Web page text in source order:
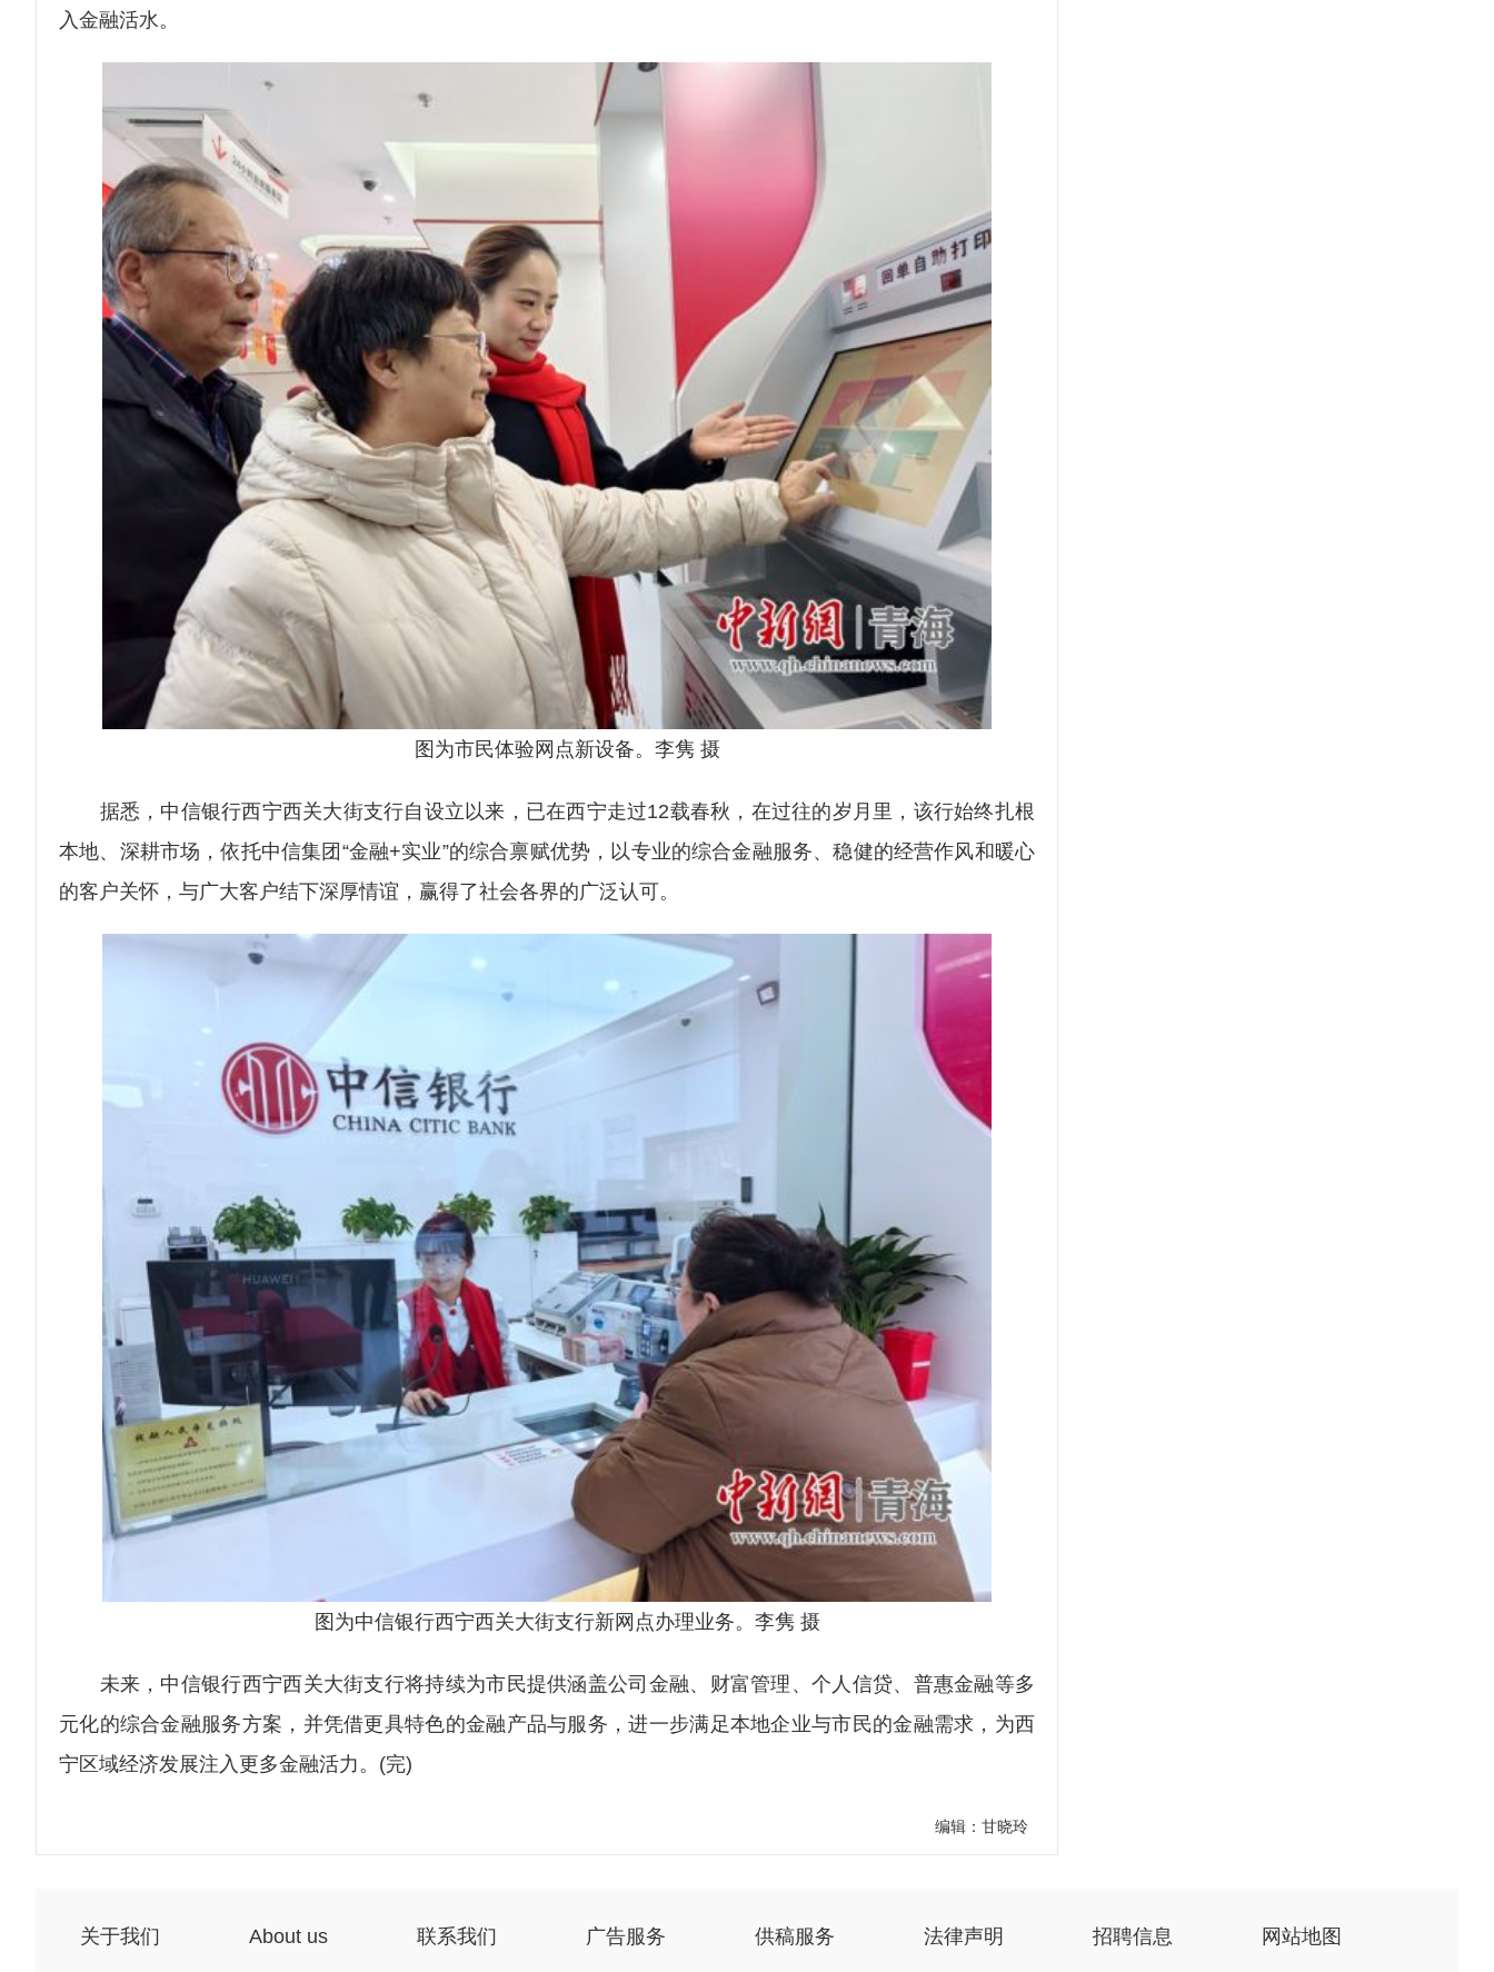
入金融活水。
图为市民体验网点新设备。李隽 摄
据悉，中信银行西宁西关大街支行自设立以来，已在西宁走过12载春秋，在过往的岁月里，该行始终扎根
本地、深耕市场，依托中信集团“金融+实业”的综合禀赋优势，以专业的综合金融服务、稳健的经营作风和暖心
的客户关怀，与广大客户结下深厚情谊，赢得了社会各界的广泛认可。
图为中信银行西宁西关大街支行新网点办理业务。李隽 摄
未来，中信银行西宁西关大街支行将持续为市民提供涵盖公司金融、财富管理、个人信贷、普惠金融等多
元化的综合金融服务方案，并凭借更具特色的金融产品与服务，进一步满足本地企业与市民的金融需求，为西
宁区域经济发展注入更多金融活力。(完)
编辑：甘晓玲
关于我们 About us 联系我们 广告服务 供稿服务 法律声明 招聘信息 网站地图